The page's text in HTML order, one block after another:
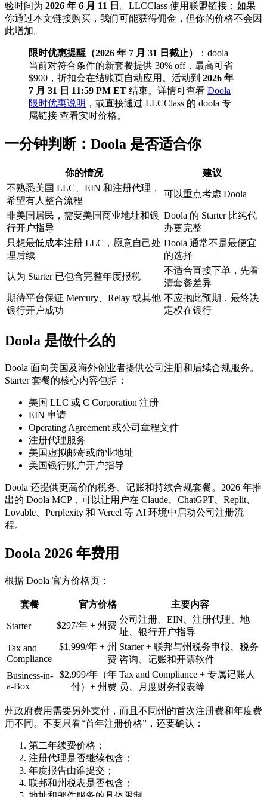
验时间为 2026 年 6 月 11 日 。LLCClass 使用联盟链接；如果
你通过本文链接购买，我们可能获得佣金，但你的价格不会因
此增加。
限时优惠提醒（2026 年 7 月 31 日截止）
：doola
当前对符合条件的新套餐提供 30% off，最高可省
$900，折扣会在结账页自动应用。活动到 2026 年
7 月 31 日 11:59 PM ET 结束。详情可查看 Doola
限时优惠说明 ，或直接通过 LLCClass 的 doola 专
属链接 查看实时价格。
一分钟判断：Doola 是否适合你
你的情况
建议
不熟悉美国 LLC、EIN 和注册代理，
希望有人整合流程
可以重点考虑 Doola
非美国居民，需要美国商业地址和银
行开户指导
Doola 的 Starter 比纯代
办更完整
只想最低成本注册 LLC，愿意自己处
理后续
Doola 通常不是最便宜
的选择
认为 Starter 已包含完整年度报税
不适合直接下单，先看
清套餐差异
期待平台保证 Mercury、Relay 或其他
银行开户成功
不应抱此预期，最终决
定权在银行
Doola 是做什么的
Doola 面向美国及海外创业者提供公司注册和后续合规服务。
Starter 套餐的核心内容包括：
美国 LLC 或 C Corporation 注册
EIN 申请
Operating Agreement 或公司章程文件
注册代理服务
美国虚拟邮寄或商业地址
美国银行账户开户指导
Doola 还提供更高价的税务、记账和持续合规套餐。2026 年推
出的 Doola MCP，可以让用户在 Claude、ChatGPT、Replit、
Lovable、Perplexity 和 Vercel 等 AI 环境中启动公司注册流
程。
Doola 2026 年费用
根据 Doola 官方价格页：
套餐 官方价格 主要内容
Starter $297/年 + 州费
公司注册、EIN、注册代理、地
址、银行开户指导
Tax and
Compliance
$1,999/年 + 州
费
Starter + 联邦与州税务申报、税务
咨询、记账和开票软件
Business-in-
a-Box
$2,999/年（年
付）+ 州费
Tax and Compliance + 专属记账人
员、月度财务报表等
州政府费用需要另外支付，而且不同州的首次注册费和年度费
用不同。不要只看“首年注册价格”，还要确认：
第二年续费价格；
注册代理是否继续包含；
年度报告由谁提交；
联邦和州税表是否包含；